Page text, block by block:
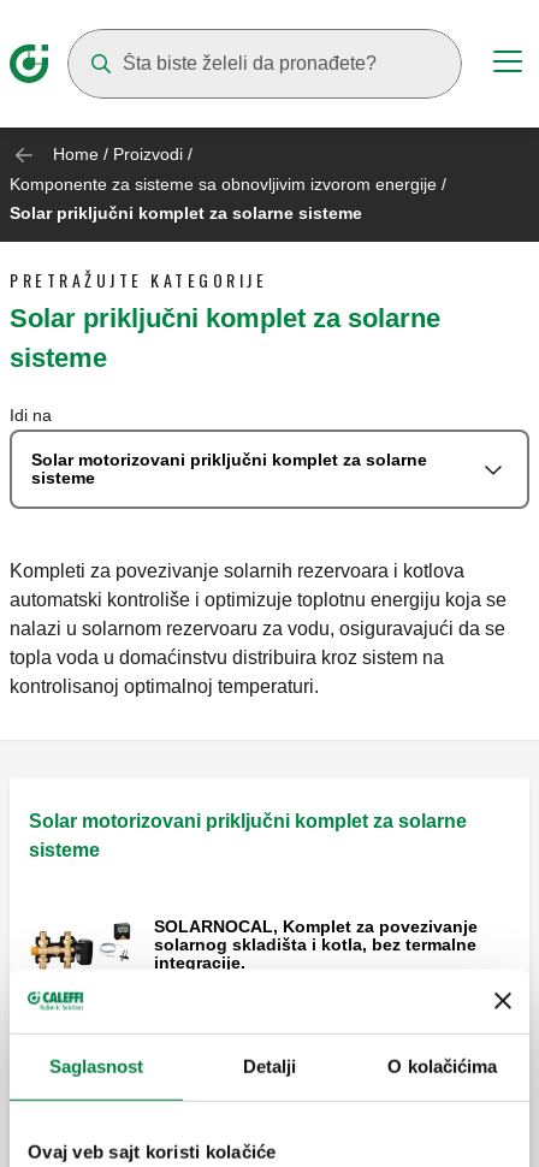
Saglasnost Detalji O kolačićima
Ovaj veb sajt koristi kolačiće
Home / Proizvodi /
Komponente za sisteme sa obnovljivim izvorom energije /
Solar priključni komplet za solarne sisteme
PRETRAŽUJTE KATEGORIJE
Solar priključni komplet za solarne
sisteme
Idi na
Solar motorizovani priključni komplet za solarne
sisteme
Kompleti za povezivanje solarnih rezervoara i kotlova
automatski kontroliše i optimizuje toplotnu energiju koja se
nalazi u solarnom rezervoaru za vodu, osiguravajući da se
topla voda u domaćinstvu distribuira kroz sistem na
kontrolisanoj optimalnoj temperaturi.
Solar motorizovani priključni komplet za solarne
sisteme
SOLARNOCAL, Komplet za povezivanje
solarnog skladišta i kotla, bez termalne
integracije.
solarnog skladišta i kotla, sa termalnom